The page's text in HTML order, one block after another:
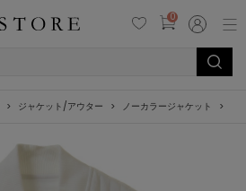
0
ジャケット/アウター ノーカラージャケット